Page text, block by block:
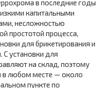
в последние годы
капитальными
несложностью
простотой процесса,
для брикетирования и
С установки для
на склад, поэтому
в любом месте — около
пункте по